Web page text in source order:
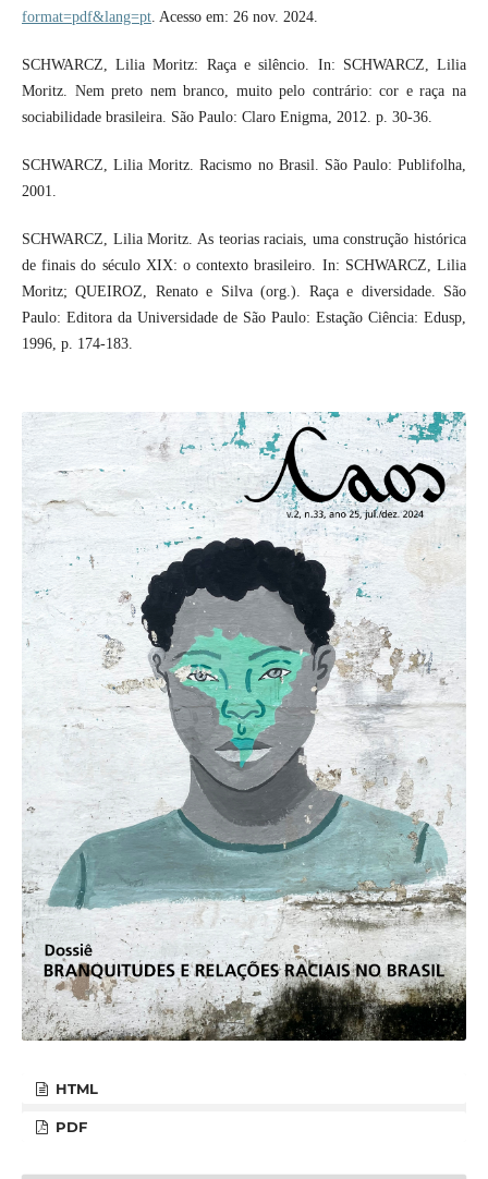
format=pdf&lang=pt. Acesso em: 26 nov. 2024.
SCHWARCZ, Lilia Moritz: Raça e silêncio. In: SCHWARCZ, Lilia
Moritz. Nem preto nem branco, muito pelo contrário: cor e raça na
sociabilidade brasileira. São Paulo: Claro Enigma, 2012. p. 30-36.
SCHWARCZ, Lilia Moritz. Racismo no Brasil. São Paulo: Publifolha,
2001.
SCHWARCZ, Lilia Moritz. As teorias raciais, uma construção histórica
de finais do século XIX: o contexto brasileiro. In: SCHWARCZ, Lilia
Moritz; QUEIROZ, Renato e Silva (org.). Raça e diversidade. São
Paulo: Editora da Universidade de São Paulo: Estação Ciência: Edusp,
1996, p. 174-183.
HTML
PDF